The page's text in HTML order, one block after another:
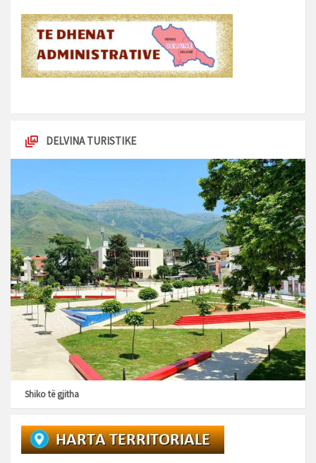
DELVINA TURISTIKE
Shiko të gjitha